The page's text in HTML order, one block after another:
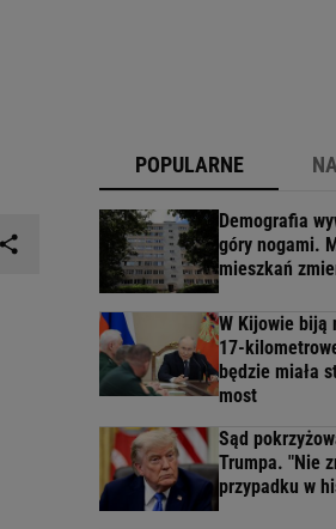
POPULARNE
Demografia
góry nogami.
mieszkań
W Kijowie biją
17-
będzie miała
most
Sąd
Trumpa. "Nie
przypadku w